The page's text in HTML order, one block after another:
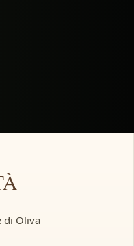
di Oliva